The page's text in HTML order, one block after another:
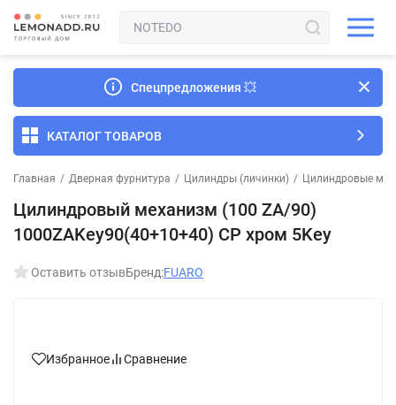
Спецпредложения 💥
КАТАЛОГ ТОВАРОВ
Главная / Дверная фурнитура / Цилиндры (личинки) / Цилиндровые
Цилиндровый механизм (100 ZA/90)
1000ZAKey90(40+10+40) CP хром 5Key
Оставить отзывБренд:FUARO
Избранное Сравнение